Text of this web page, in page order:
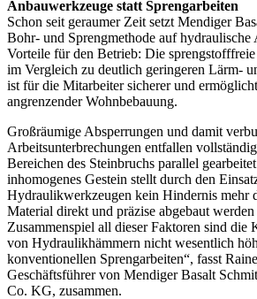
Anbauwerkzeuge statt Sprengarbeiten
Schon seit geraumer Zeit setzt Mendiger
Bohr- und Sprengmethode auf hydraulische
Vorteile für den Betrieb: Die
im Vergleich zu deutlich geringeren Lärm-
ist für die Mitarbeiter sicherer und
angrenzender Wohnbebauung.
Großräumige Absperrungen und damit
Arbeitsunterbrechungen entfallen
Bereichen des Steinbruchs parallel
inhomogenes Gestein stellt durch den
Hydraulikwerkzeugen kein Hindernis mehr
Material direkt und präzise abgebaut
Zusammenspiel all dieser Faktoren sind die
von Hydraulikhämmern nicht wesentlich
konventionellen Sprengarbeiten“, fasst
Geschäftsführer von Mendiger Basalt
Co. KG, zusammen.